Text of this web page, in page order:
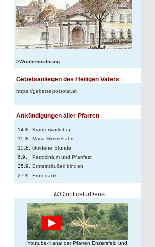
>Wochenordnung
Gebetsanliegen des Heiligen Vaters
https://gebetsapostolat.at
Ankündigungen aller Pfarren
14.8.
Kräuterworkshop
15.8.
Maria Himmelfahrt
15.8.
Goldene Stunde
6.9.
Patrozinium und Pfarrfest
25.9.
Erntesträußerl binden
27.9.
Erntedank
@GlorificeturDeus
Youtube-Kanal der Pfarren Enzersfeld und